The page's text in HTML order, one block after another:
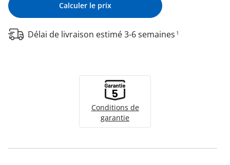
Calculer le prix
Délai de livraison estimé 3-6 semaines 1
Conditions de
garantie